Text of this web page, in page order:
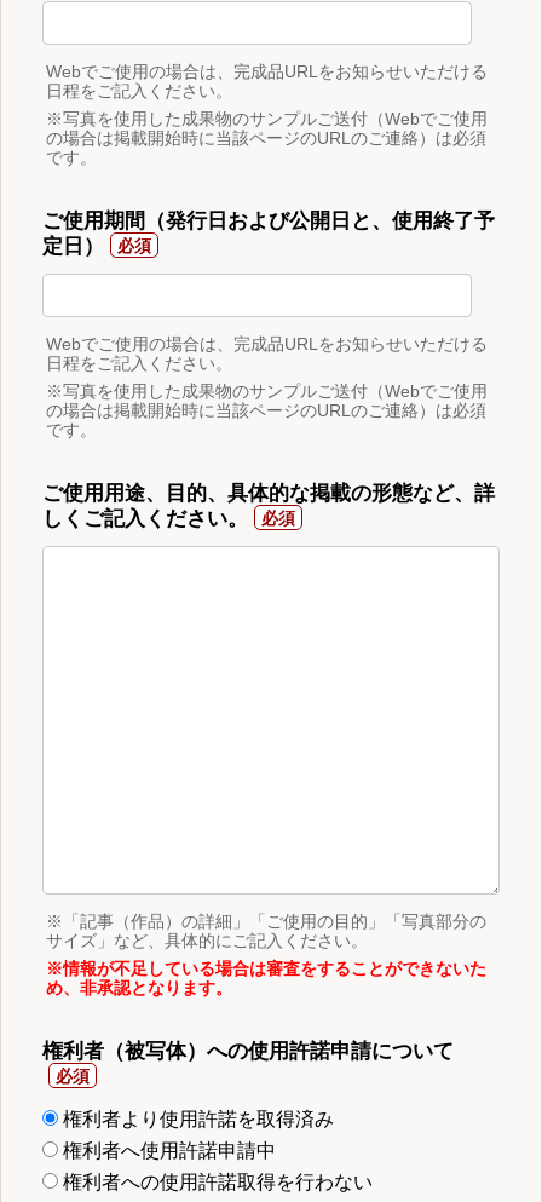
Webでご使用の場合は、完成品URLをお知らせいただける
日程をご記入ください。
※写真を使用した成果物のサンプルご送付（Webでご使用
の場合は掲載開始時に当該ページのURLのご連絡）は必須
です。
ご使用期間（発行日および公開日と、使用終了予
定日）
Webでご使用の場合は、完成品URLをお知らせいただける
日程をご記入ください。
※写真を使用した成果物のサンプルご送付（Webでご使用
の場合は掲載開始時に当該ページのURLのご連絡）は必須
です。
ご使用用途、目的、具体的な掲載の形態など、詳
しくご記入ください。
※「記事（作品）の詳細」「ご使用の目的」「写真部分の
サイズ」など、具体的にご記入ください。
※情報が不足している場合は審査をすることができないた
め、非承認となります。
権利者（被写体）への使用許諾申請について
権利者より使用許諾を取得済み
権利者へ使用許諾申請中
権利者への使用許諾取得を行わない